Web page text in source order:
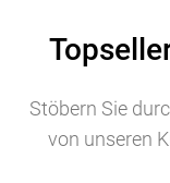
Stöbern Sie
von unseren